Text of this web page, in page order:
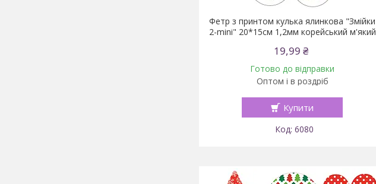
Фетр з принтом кулька ялинкова "Змійки
2-mini" 20*15см 1,2мм корейський м'який
19,99 ₴
Готово до відправки
Оптом і в роздріб
Купити
6080